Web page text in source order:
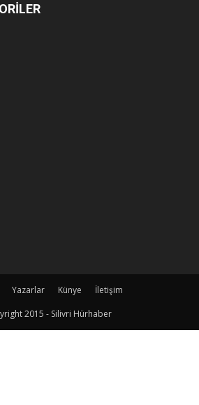
Yazarlar Künye
İletişim
2015 - Silivri Hürhaber